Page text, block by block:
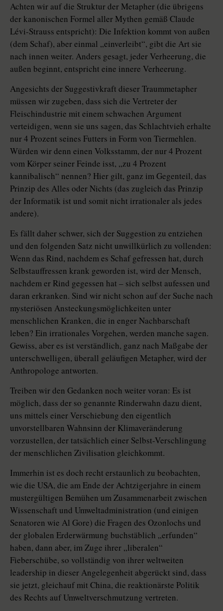
Achten wir auf die Struktur der Metapher (die übrigens
der kanonischen Formel aller Mythen gemäß Claude
Lévi-Strauss entspricht): Die Infektion kommt von außen
(dem Schaf), aber einmal „einverleibt“, gibt die Art sie
nach innen weiter. Anders gesagt, jeder Verheerung, die
außen beginnt, entspricht eine innere Verheerung.
Angesichts der Suggestivkraft dieser Traummetapher
müssen wir zugeben, dass sich die Vertreter der
Fleischindustrie mit einem schwachen Argument
verteidigen, wenn sie uns sagen, das Schlachtvieh erhalte
nur 4 Prozent seines Futters in Form von Tiermehlen.
Würden wir denn einen Volksstamm, der nur 4 Prozent
vom Körper seiner Feinde isst, „zu 4 Prozent
kannibalisch“ nennen? Hier gilt, ganz im Gegenteil, das
Prinzip des Alles oder Nichts (das zugleich das Prinzip
der Informatik ist und somit nicht irrationaler als jedes
andere).
Es fällt daher schwer, sich der Suggestion zu entziehen
und den folgenden Satz nicht unwillkürlich zu vollenden:
Wenn das Rind, nachdem es Schaf gefressen hat, durch
Selbstauffressen krank geworden ist, wird der Mensch,
nachdem er Rind gegessen hat – sich selbst aufessen und
daran erkranken. Sind wir nicht schon auf der Suche nach
mysteriösen Ansteckungsmöglichkeiten unter
menschlichen Kranken, die in enger Nachbarschaft
leben? Ein irrationales Vorgehen, werden manche sagen.
Gewiss, aber es ist verständlich, ganz nach Maßgabe der
unterschwelligen, überall geläufigen Metapher, wird der
Anthropologe antworten.
Treiben wir den Gedanken noch weiter voran: Es ist
möglich, dass der so genannte Rinderwahn dazu dient,
uns mittels einer Verschiebung den eigentlich
unvorstellbaren Wahnsinn der Klimaveränderung
vorzustellen, der tatsächlich einer Selbst-Verschlingung
der menschlichen Zivilisation gleichkommt.
Immerhin ist es doch recht erstaunlich zu beobachten,
wie die USA, die am Ende der Achtzigerjahre in einem
mustergültigen Bemühen um Zusammenarbeit zwischen
Wissenschaft und Umweltadministration (und einigen
Senatoren wie Al Gore) die Fragen des Ozonlochs und
der globalen Erderwärmung buchstäblich „erfunden“
haben, dann aber, im Zuge ihrer „liberalen“
Fieberschübe, so vollständig von ihrer weltweiten
leadership in dieser Angelegenheit abgerückt sind, dass
sie jetzt, gleichauf mit China, die reaktionärste Politik
des Rechts auf Umweltverschmutzung vertreten.